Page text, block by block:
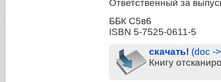
Ответственный за
ББК С5в6
ISBN 5-7525-0611-5
скачать! (doc -
Книгу